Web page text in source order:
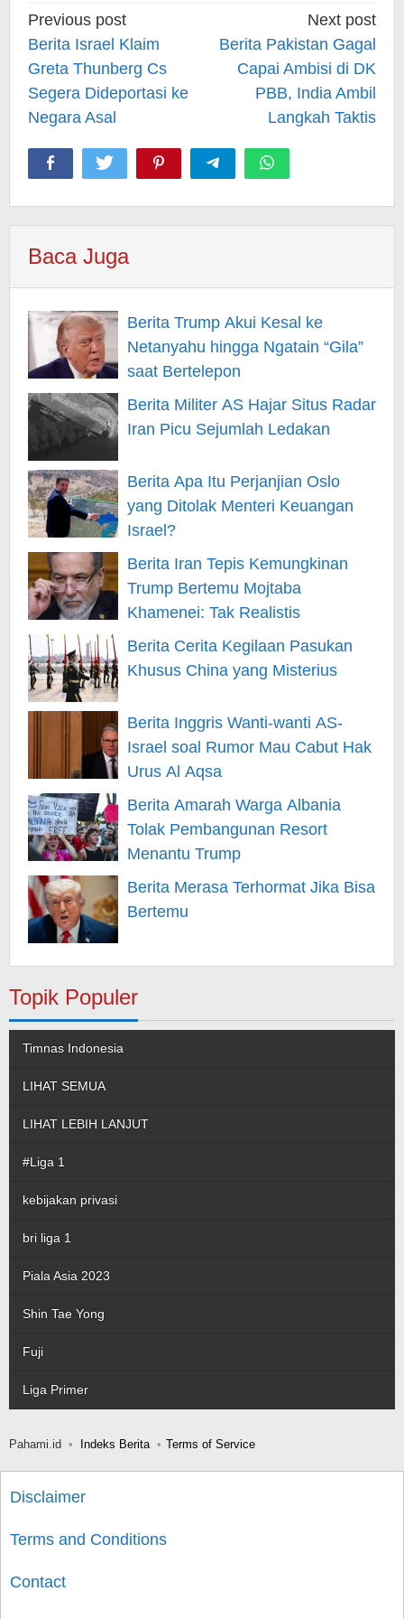
Post
navigation
Previous post
Berita Israel Klaim
Greta Thunberg Cs
Segera Dideportasi ke
Negara Asal
Next post
Berita Pakistan Gagal
Capai Ambisi di DK
PBB, India Ambil
Langkah Taktis
Baca Juga
Berita Trump Akui Kesal ke
Netanyahu hingga Ngatain “Gila”
saat Bertelepon
Berita Militer AS Hajar Situs Radar
Iran Picu Sejumlah Ledakan
Berita Apa Itu Perjanjian Oslo
yang Ditolak Menteri Keuangan
Israel?
Berita Iran Tepis Kemungkinan
Trump Bertemu Mojtaba
Khamenei: Tak Realistis
Berita Cerita Kegilaan Pasukan
Khusus China yang Misterius
Berita Inggris Wanti-wanti AS-
Israel soal Rumor Mau Cabut Hak
Urus Al Aqsa
Berita Amarah Warga Albania
Tolak Pembangunan Resort
Menantu Trump
Berita Merasa Terhormat Jika Bisa
Bertemu
Topik Populer
Timnas Indonesia
LIHAT SEMUA
LIHAT LEBIH LANJUT
#Liga 1
kebijakan privasi
bri liga 1
Piala Asia 2023
Shin Tae Yong
Fuji
Liga Primer
Pahami.id Indeks Berita Terms of Service
Disclaimer
Terms and Conditions
Contact